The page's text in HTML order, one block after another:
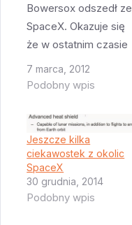
Bowersox odszedł ze
SpaceX. Okazuje się
że w ostatnim czasie
odeszło dwie inne,
dość ważne
- był on w SpaceX VP
od spraw kontaktów z
rządem. Mark
pracował 19 lat w
Orbital Sciences
Corporation,
7 marca, 2012
Podobny wpis
Jeszcze kilka
ciekawostek z okolic
SpaceX
30 grudnia, 2014
Podobny wpis